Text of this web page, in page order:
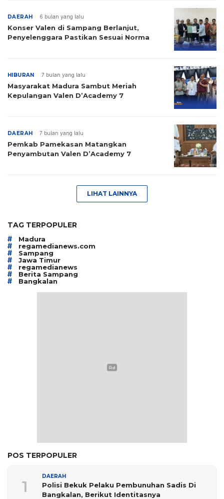
DAERAH 6 bulan yang lalu
Konser Valen di Sampang Berlanjut,
Penyelenggara Pastikan Sesuai Norma
HIBURAN 7 bulan yang lalu
Masyarakat Madura Sambut Meriah
Kepulangan Valen D’Academy 7
DAERAH 7 bulan yang lalu
Pemkab Pamekasan Matangkan
Penyambutan Valen D’Academy 7
LIHAT LAINNYA
TAG TERPOPULER
# Madura
# regamedianews.com
# Sampang
# Jawa Timur
# regamedianews
# Berita Sampang
# Bangkalan
POS TERPOPULER
1
DAERAH
Polisi Bekuk Pelaku Pembunuhan Sadis Di
Bangkalan, Berikut Identitasnya